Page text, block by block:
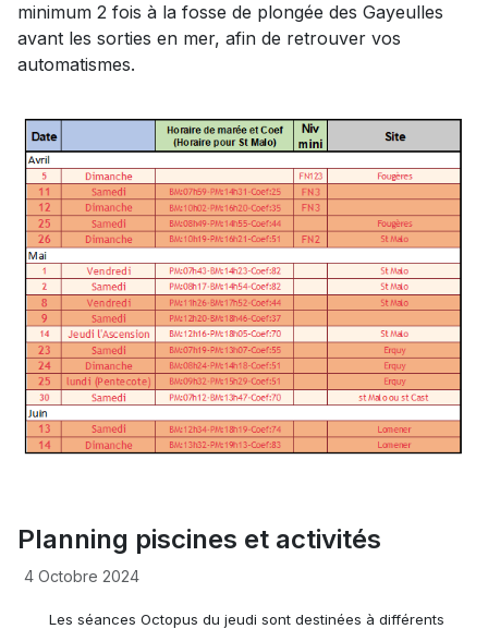
minimum 2 fois à la fosse de plongée des Gayeulles
avant les sorties en mer, afin de retrouver vos
automatismes.
Planning piscines et activités
4 Octobre 2024
Les séances Octopus du jeudi sont destinées à différents